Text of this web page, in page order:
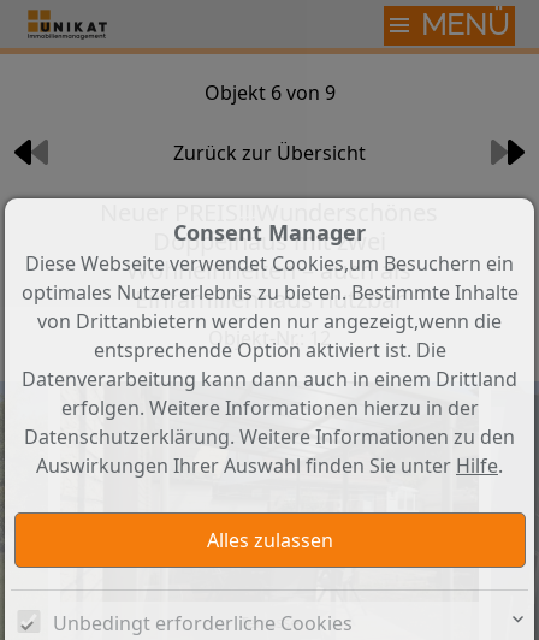
MENÜ
Objekt 6 von 9
Zurück zur Übersicht
Doppelhaus mit zwei
Wohneinheiten – auch als
Einfamilienhaus nutzbar
Objekt-Nr.: 12
Terrasse
Consent Manager
Diese Webseite verwendet Cookies,um Besuchern ein
optimales Nutzererlebnis zu bieten. Bestimmte Inhalte
von Drittanbietern werden nur angezeigt,wenn die
entsprechende Option aktiviert ist. Die
Datenverarbeitung kann dann auch in einem Drittland
erfolgen. Weitere Informationen hierzu in der
Datenschutzerklärung. Weitere Informationen zu den
Auswirkungen Ihrer Auswahl finden Sie unter Hilfe.
Unbedingt erforderliche Cookies